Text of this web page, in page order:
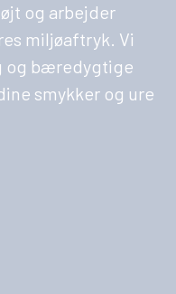
og arbejder
miljøaftryk. Vi
og bæredygtige
smykker og ure